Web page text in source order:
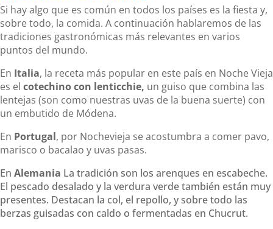
Si hay algo que es común en todos los países es la fiesta y,
sobre todo, la comida. A continuación hablaremos de las
tradiciones gastronómicas más relevantes en varios
puntos del mundo.
En Italia, la receta más popular en este país en Noche Vieja
es el cotechino con lenticchie, un guiso que combina las
lentejas (son como nuestras uvas de la buena suerte) con
un embutido de Módena.
En Portugal, por Nochevieja se acostumbra a comer pavo,
marisco o bacalao y uvas pasas.
En Alemania La tradición son los arenques en escabeche.
El pescado desalado y la verdura verde también están muy
presentes. Destacan la col, el repollo, y sobre todo las
berzas guisadas con caldo o fermentadas en Chucrut.